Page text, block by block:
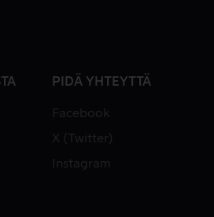
PIDÄ YHTEYTTÄ
Facebook
X (Twitter)
Instagram